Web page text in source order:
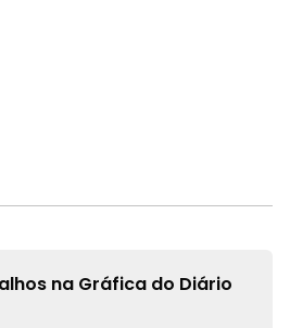
na Gráfica do Diário